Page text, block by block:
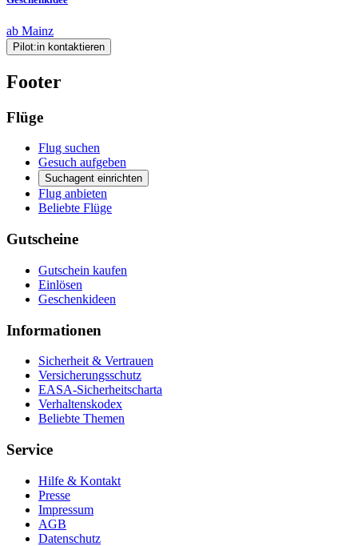
ab Mainz
Pilot:in kontaktieren
Footer
Flüge
Flug suchen
Gesuch aufgeben
Suchagent einrichten
Flug anbieten
Beliebte Flüge
Gutscheine
Gutschein kaufen
Einlösen
Geschenkideen
Informationen
Sicherheit & Vertrauen
Versicherungsschutz
EASA-Sicherheitscharta
Verhaltenskodex
Beliebte Themen
Service
Hilfe & Kontakt
Presse
Impressum
AGB
Datenschutz